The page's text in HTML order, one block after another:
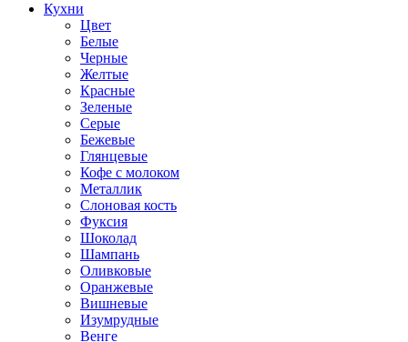
Кухни
Цвет
Белые
Черные
Желтые
Красные
Зеленые
Серые
Бежевые
Глянцевые
Кофе с молоком
Металлик
Слоновая кость
Фуксия
Шоколад
Шампань
Оливковые
Оранжевые
Вишневые
Изумрудные
Венге